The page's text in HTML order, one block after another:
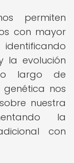
permiten
con mayor
la evolución
largo de
genética nos
nuestra
la
con